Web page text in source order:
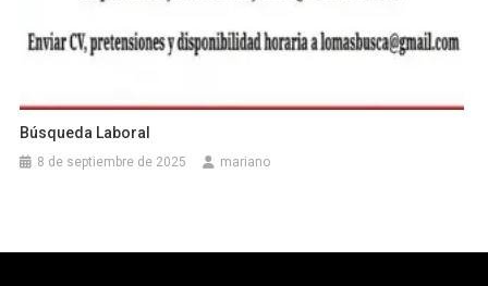
Búsqueda Laboral
8 de septiembre de 2025 mariano